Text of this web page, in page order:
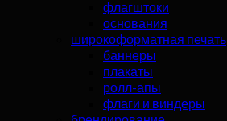
флагштоки
основания
широкоформатная печать
баннеры
плакаты
ролл-апы
флаги и виндеры